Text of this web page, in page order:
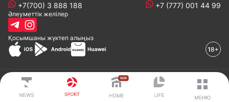
+7(700) 3 888 188 +7 (777) 001 44 99
Әлеуметтік желілер
Қосымшаны жүктеп алыңыз
© 2008-2024 ТОО «EML»